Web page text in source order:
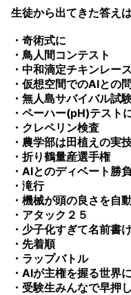
生徒から出てきた答え
・奇術式に
・鳥人間コンテスト
・中和滴定チキンレース
・仮想空間でのAIとの
・無人島サバイバル試
・ペーハー(pH)テスト
・クレペリン検査
・農学部は田植えの実
・折り鶴量産選手権
・AIとのディベート勝負
・滝行
・機械が頭の良さを自
・アタック２５
・少子化すぎて名前書
・先着順
・ラップバトル
・AIが主権を握る世界
・受験生みんなで早押